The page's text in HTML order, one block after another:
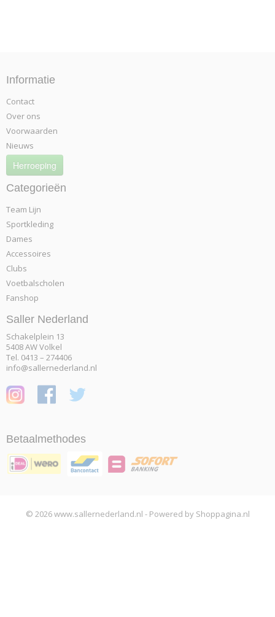
Informatie
Contact
Over ons
Voorwaarden
Nieuws
Herroeping
Categorieën
Team Lijn
Sportkleding
Dames
Accessoires
Clubs
Voetbalscholen
Fanshop
Saller Nederland
Schakelplein 13
5408 AW Volkel
Tel. 0413 – 274406
info@sallernederland.nl
Betaalmethodes
© 2026 www.sallernederland.nl - Powered by Shoppagina.nl